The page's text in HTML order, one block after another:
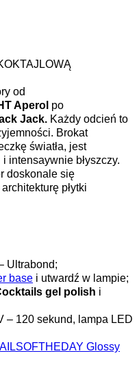
od
Aperol po
Jack. Każdy odcień to
Brokat
światła, jest
intensaywnie błyszczy.
doskonale się
płytki
Ultrabond;
base i utwardź w lampie;
gel polish i
– 120 sekund, lampa LED
Glossy